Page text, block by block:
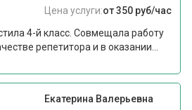
Цена услуги:от 350 руб/час
4-й класс. Совмещала работу
репетитора и в оказании...
Екатерина Валерьевна